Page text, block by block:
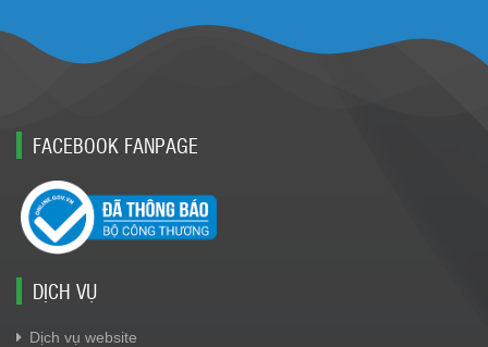
FACEBOOK FANPAGE
DỊCH VỤ
Dịch vụ website